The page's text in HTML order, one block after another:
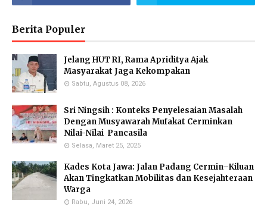
Berita Populer
Jelang HUT RI, Rama Apriditya Ajak
Masyarakat Jaga Kekompakan
Sabtu, Agustus 08, 2026
Sri Ningsih : Konteks Penyelesaian Masalah
Dengan Musyawarah Mufakat Cerminkan
Nilai-Nilai Pancasila
Selasa, Maret 25, 2025
Kades Kota Jawa: Jalan Padang Cermin–Kiluan
Akan Tingkatkan Mobilitas dan Kesejahteraan
Warga
Rabu, Juni 24, 2026